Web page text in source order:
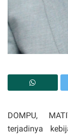
DOMPU,
terjadinya